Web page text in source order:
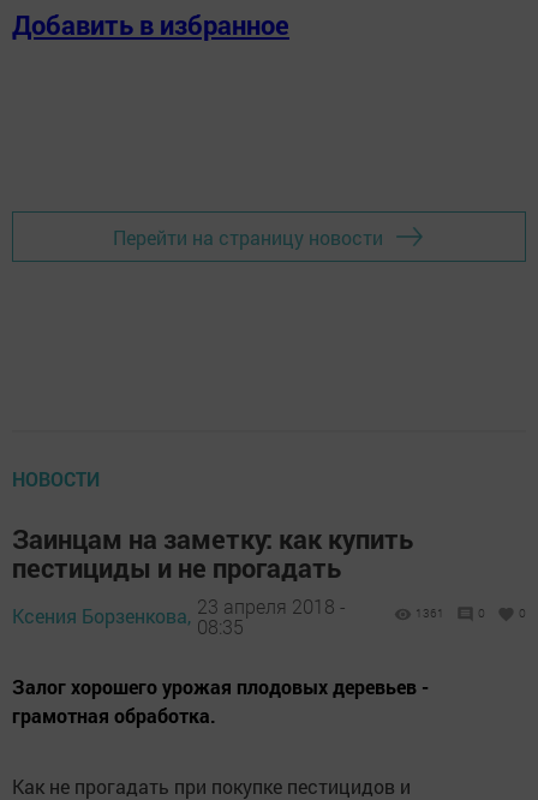
Добавить в избранное
Перейти на страницу новости
НОВОСТИ
Заинцам на заметку: как купить
пестициды и не прогадать
Ксения Борзенкова, 23 апреля 2018 -
08:35
1361 0 0
Залог хорошего урожая плодовых деревьев -
грамотная обработка.
Как не прогадать при покупке пестицидов и